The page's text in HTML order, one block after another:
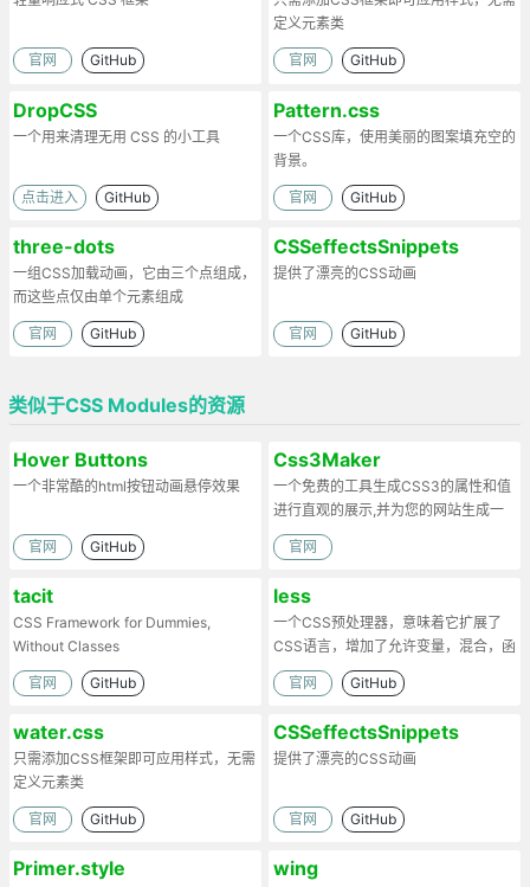
官网 GitHub
定义元素类
官网 GitHub
DropCSS
一个用来清理无用 CSS 的小工具
点击进入 GitHub
Pattern.css
一个CSS库，使用美丽的图案填充空的
背景。
官网 GitHub
three-dots
一组CSS加载动画，它由三个点组成，
而这些点仅由单个元素组成
官网 GitHub
CSSeffectsSnippets
提供了漂亮的CSS动画
官网 GitHub
类似于CSS Modules的资源
Hover Buttons
一个非常酷的html按钮动画悬停效果
官网 GitHub
Css3Maker
一个免费的工具生成CSS3的属性和值
进行直观的展示,并为您的网站生成一
个简单的css3样式。
官网
tacit
CSS Framework for Dummies,
Without Classes
官网 GitHub
less
一个CSS预处理器，意味着它扩展了
CSS语言，增加了允许变量，混合，函
数和许多其他技术的功能
官网 GitHub
water.css
只需添加CSS框架即可应用样式，无需
定义元素类
官网 GitHub
CSSeffectsSnippets
提供了漂亮的CSS动画
官网 GitHub
Primer.style wing